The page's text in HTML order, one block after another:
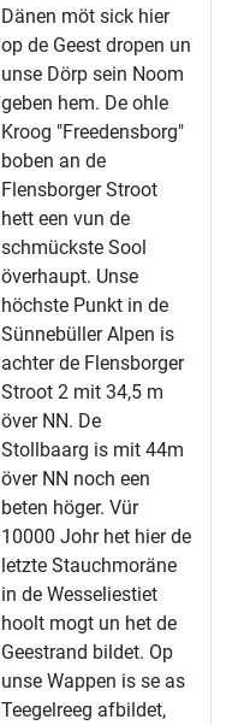
Dänen möt sick hier
op de Geest dropen un
unse Dörp sein Noom
geben hem. De ohle
Kroog "Freedensborg"
boben an de
Flensborger Stroot
hett een vun de
schmückste Sool
överhaupt. Unse
höchste Punkt in de
Sünnebüller Alpen is
achter de Flensborger
Stroot 2 mit 34,5 m
över NN. De
Stollbaarg is mit 44m
över NN noch een
beten höger. Vür
10000 Johr het hier de
letzte Stauchmoräne
in de Wesseliestiet
hoolt mogt un het de
Geestrand bildet. Op
unse Wappen is se as
Teegelreeg afbildet,